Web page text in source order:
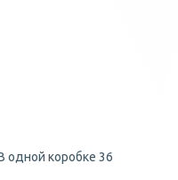
одной коробке 36